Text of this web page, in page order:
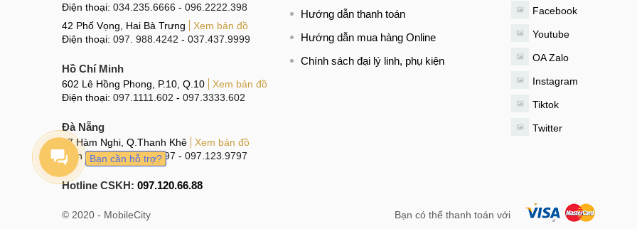
Điện thoại: 034.235.6666 - 096.2222.398
42 Phố Vọng, Hai Bà Trưng
Xem bản đồ
Điện thoại: 097. 988.4242 - 037.437.9999
Hồ Chí Minh
602 Lê Hồng Phong, P.10, Q.10
Xem bản đồ
Điện thoại: 097.1111.602 - 097.3333.602
Đà Nẵng
97 Hàm Nghi, Q.Thanh Khê
Xem bản đồ
Điện thoại:096.123.9797 - 097.123.9797
Hotline CSKH: 097.120.66.88
Hướng dẫn thanh toán
Hướng dẫn mua hàng Online
Chính sách đại lý linh, phụ kiện
Facebook
Youtube
OA Zalo
Instagram
Tiktok
Twitter
© 2020 - MobileCity Bạn có thể thanh toán với
Bạn cần hỗ trợ?